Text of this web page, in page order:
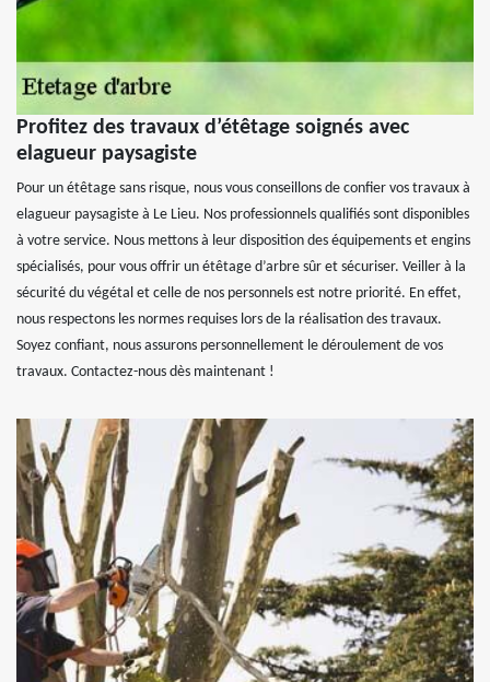
Profitez des travaux d’étêtage soignés avec
elagueur paysagiste
Pour un étêtage sans risque, nous vous conseillons de confier vos travaux à
elagueur paysagiste à Le Lieu. Nos professionnels qualifiés sont disponibles
à votre service. Nous mettons à leur disposition des équipements et engins
spécialisés, pour vous offrir un étêtage d’arbre sûr et sécuriser. Veiller à la
sécurité du végétal et celle de nos personnels est notre priorité. En effet,
nous respectons les normes requises lors de la réalisation des travaux.
Soyez confiant, nous assurons personnellement le déroulement de vos
travaux. Contactez-nous dès maintenant !